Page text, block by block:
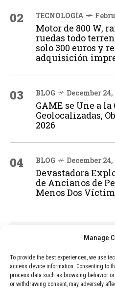
Manage
To provide the best experiences, we use
access device information. Consenting to
process data such as browsing behavior
or withdrawing consent, may adversely
02 TECNOLOGÍA
Motor de 800 W,
ruedas todo
solo 300 euros y
adquisición
03 BLOG December
GAME se Une a
Geolocalizadas,
2026
04 BLOG December
Devastadora
de Ancianos de
Menos Dos